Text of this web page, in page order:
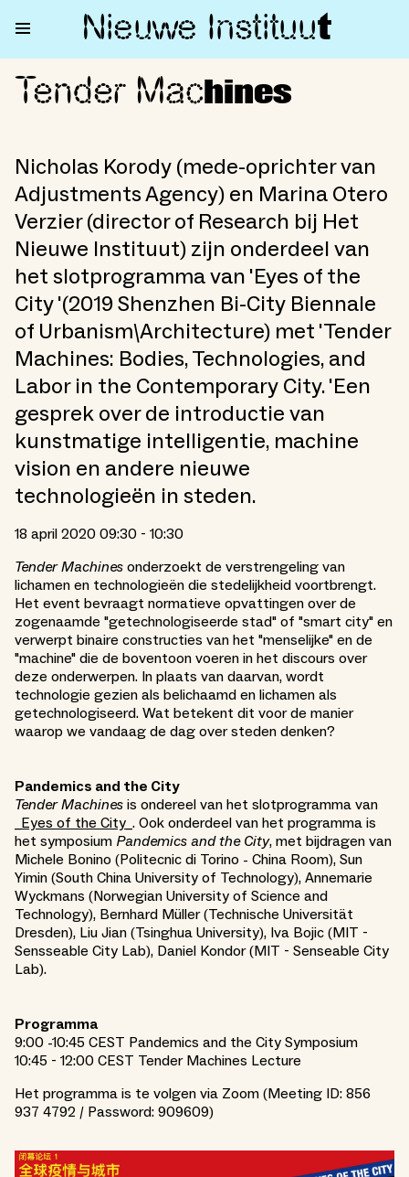
Nieuwe Instituut
Tender Machines
Tender Mac hines
Nicholas Korody (mede-oprichter van
Adjustments Agency) en Marina Otero
Verzier (director of Research bij Het
Nieuwe Instituut) zijn onderdeel van
het slotprogramma van 'Eyes of the
City '(2019 Shenzhen Bi-City Biennale
of Urbanism\Architecture) met 'Tender
Machines: Bodies, Technologies, and
Labor in the Contemporary City. 'Een
gesprek over de introductie van
kunstmatige intelligentie, machine
vision en andere nieuwe
technologieën in steden.
18 april 2020 09:30 - 10:30
Tender Machines onderzoekt de verstrengeling van
lichamen en technologieën die stedelijkheid voortbrengt.
Het event bevraagt normatieve opvattingen over de
zogenaamde "getechnologiseerde stad" of "smart city" en
verwerpt binaire constructies van het "menselijke" en de
"machine" die de boventoon voeren in het discours over
deze onderwerpen. In plaats van daarvan, wordt
technologie gezien als belichaamd en lichamen als
getechnologiseerd. Wat betekent dit voor de manier
waarop we vandaag de dag over steden denken?
Pandemics and the City
Tender Machines is ondereel van het slotprogramma van
Eyes of the City_ . Ook onderdeel van het programma is
het symposium Pandemics and the City, met bijdragen van
Michele Bonino (Politecnic di Torino - China Room), Sun
Yimin (South China University of Technology), Annemarie
Wyckmans (Norwegian University of Science and
Technology), Bernhard Müller (Technische Universität
Dresden), Liu Jian (Tsinghua University), Iva Bojic (MIT -
Sensseable City Lab), Daniel Kondor (MIT - Senseable City
Lab).
Programma
9:00 -10:45 CEST Pandemics and the City Symposium
10:45 - 12:00 CEST Tender Machines Lecture
Het programma is te volgen via Zoom (Meeting ID: 856
937 4792 / Password: 909609)